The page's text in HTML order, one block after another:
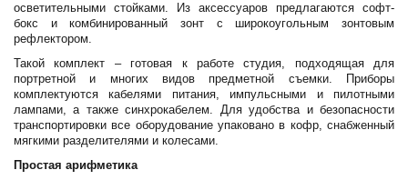
осветительными стойками. Из аксессуаров предлагаются софт-
бокс и комбинированный зонт с широкоугольным зонтовым
рефлектором.
Такой комплект – готовая к работе студия, подходящая для
портретной и многих видов предметной съемки. Приборы
комплектуются кабелями питания, импульсными и пилотными
лампами, а также синхрокабелем. Для удобства и безопасности
транспортировки все оборудование упаковано в кофр, снабженный
мягкими разделителями и колесами.
Простая арифметика